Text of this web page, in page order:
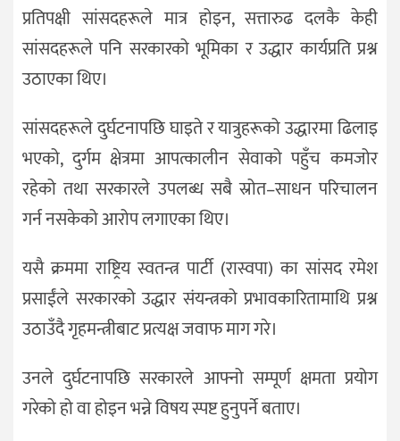
प्रतिपक्षी सांसदहरूले मात्र होइन, सत्तारुढ दलकै केही
सांसदहरूले पनि सरकारको भूमिका र उद्धार कार्यप्रति प्रश्न
उठाएका थिए।
सांसदहरूले दुर्घटनापछि घाइते र यात्रुहरूको उद्धारमा ढिलाइ
भएको, दुर्गम क्षेत्रमा आपत्कालीन सेवाको पहुँच कमजोर
रहेको तथा सरकारले उपलब्ध सबै स्रोत–साधन परिचालन
गर्न नसकेको आरोप लगाएका थिए।
यसै क्रममा राष्ट्रिय स्वतन्त्र पार्टी (रास्वपा) का सांसद रमेश
प्रसाईंले सरकारको उद्धार संयन्त्रको प्रभावकारितामाथि प्रश्न
उठाउँदै गृहमन्त्रीबाट प्रत्यक्ष जवाफ माग गरे।
उनले दुर्घटनापछि सरकारले आफ्नो सम्पूर्ण क्षमता प्रयोग
गरेको हो वा होइन भन्ने विषय स्पष्ट हुनुपर्ने बताए।